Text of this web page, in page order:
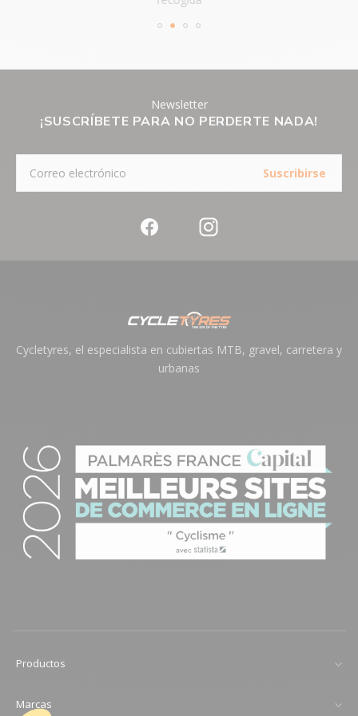
REFERENCIA
A220646
Newsletter
¡SUSCRÍBETE PARA NO PERDERTE NADA!
Suscribirse
Cycletyres, el especialista en cubiertas MTB, gravel, carretera y
urbanas
Productos
Marcas